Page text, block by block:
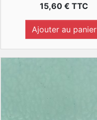
Prix
15,60 € TTC
Ajouter au panier